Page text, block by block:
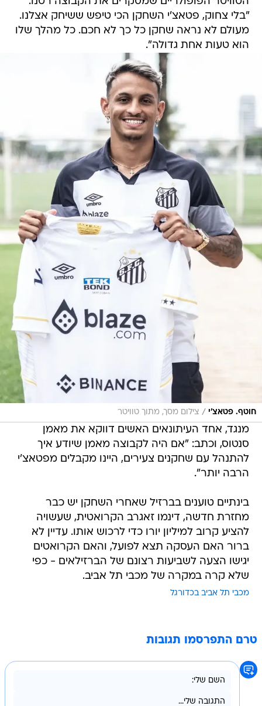
"בלי צחוק, פטאצ'י השחקן הכי טיפש ששיחק אצלנו.
מעולם לא נראה שחקן כל כך לא חכם. כל מהלך שלו
הוא טעות אחת גדולה".
חוטף. פטאצ'י / צילום מסך, מתוך טוויטר
מנגד, אחד העיתונאים האשים דווקא את מאמן
סנטוס, וכתב: "אם היה לקבוצה מאמן שיודע איך
להתנהל עם שחקנים צעירים, היינו מקבלים מפטאצ'י
הרבה יותר".
בינתיים טוענים בברזיל שאחרי השחקן יש כבר
מחזרת חדשה, דינמו זאגרב הקרואטית, שעשויה
להציע קרוב למיליון יורו כדי לרכוש אותו. עדיין לא
ברור האם העסקה תצא לפועל, והאם הקרואטים
יגישו הצעה לשביעות רצונם של הברזילאים - כפי
שלא קרה במקרה של מכבי תל אביב.
מכבי תל אביב בכדורגל
טרם התפרסמו תגובות